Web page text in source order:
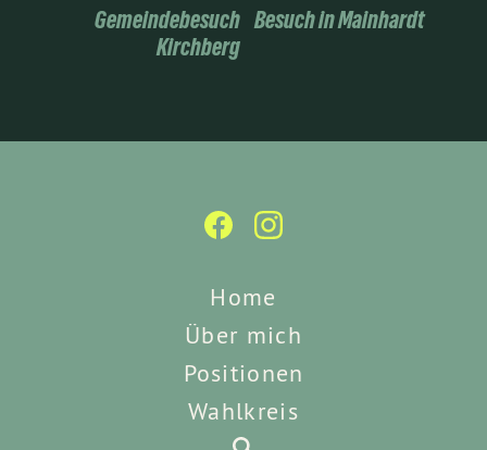
Gemeindebesuch
Kirchberg
Besuch in Mainhardt
Home
Über mich
Positionen
Wahlkreis